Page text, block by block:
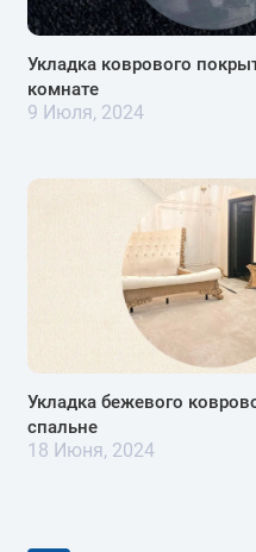
Укладка коврового
комнате
9 Июля, 2024
Укладка бежевого
спальне
18 Июня, 2024